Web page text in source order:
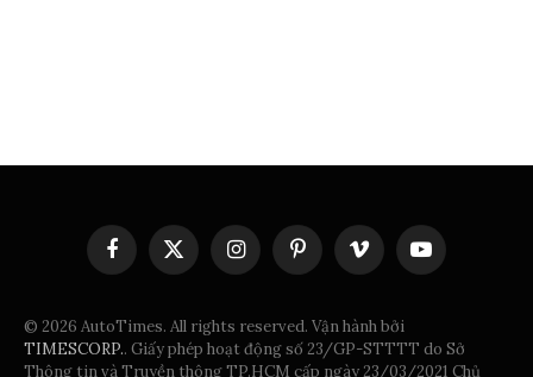
Facebook
X
InstagramPinterestVimeo YouTube
© 2026 AutoTimes. All rights reserved. Vận hành bởi
TIMESCORP.. Giấy phép hoạt động số 23/GP-STTTT do Sở
Thông tin và Truyền thông TP.HCM cấp ngày 23/03/2021 Chủ